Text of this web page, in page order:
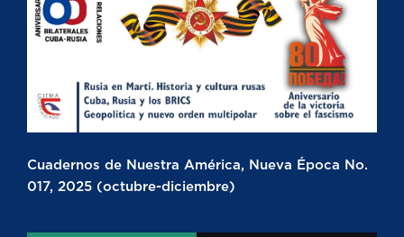
Cuadernos de Nuestra América, Nueva Época No.
017, 2025 (octubre-diciembre)